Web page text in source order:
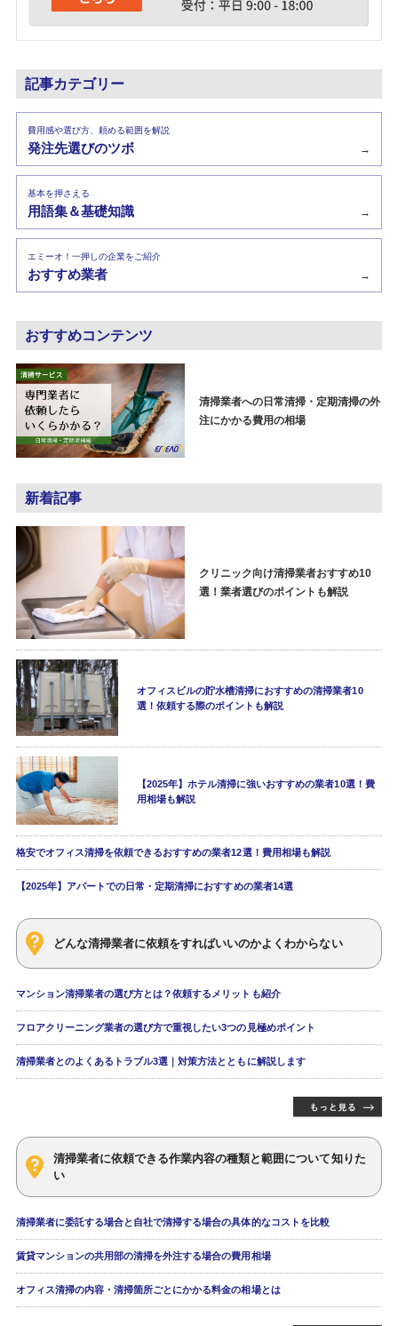
記事カテゴリー
費用感や選び方、頼める範囲を解説
発注先選びのツボ →
基本を押さえる
用語集＆基礎知識 →
エミーオ！一押しの企業をご紹介
おすすめ業者 →
おすすめコンテンツ
清掃業者への日常清掃・定期清掃の外
注にかかる費用の相場
新着記事
クリニック向け清掃業者おすすめ10
選！業者選びのポイントも解説
オフィスビルの貯水槽清掃におすすめの清掃業者10
選！依頼する際のポイントも解説
【2025年】ホテル清掃に強いおすすめの業者10選！費
用相場も解説
格安でオフィス清掃を依頼できるおすすめの業者12選！費用相場も解説
【2025年】アパートでの日常・定期清掃におすすめの業者14選
どんな清掃業者に依頼をすればいいのかよくわからない
マンション清掃業者の選び方とは？依頼するメリットも紹介
フロアクリーニング業者の選び方で重視したい3つの見極めポイント
清掃業者とのよくあるトラブル3選｜対策方法とともに解説します
清掃業者に依頼できる作業内容の種類と範囲について知りた
い
清掃業者に委託する場合と自社で清掃する場合の具体的なコストを比較
賃貸マンションの共用部の清掃を外注する場合の費用相場
オフィス清掃の内容・清掃箇所ごとにかかる料金の相場とは